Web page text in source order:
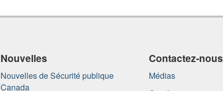
Nouvelles
Nouvelles de Sécurité publique
Canada
Contactez-nous
Médias